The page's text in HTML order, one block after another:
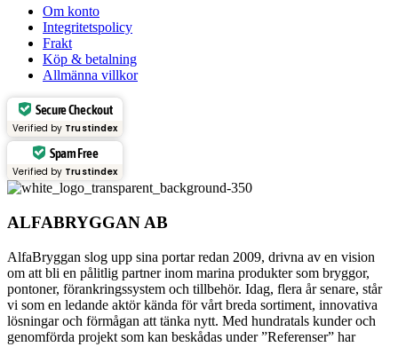
Om konto
Integritetspolicy
Frakt
Köp & betalning
Allmänna villkor
Secure Checkout
Verified by Trustindex
Spam Free
Verified by Trustindex
ALFABRYGGAN AB
AlfaBryggan slog upp sina portar redan 2009, drivna av en vision
om att bli en pålitlig partner inom marina produkter som bryggor,
pontoner, förankringssystem och tillbehör. Idag, flera år senare, står
vi som en ledande aktör kända för vårt breda sortiment, innovativa
lösningar och förmågan att tänka nytt. Med hundratals kunder och
genomförda projekt som kan beskådas under ”Referenser” har